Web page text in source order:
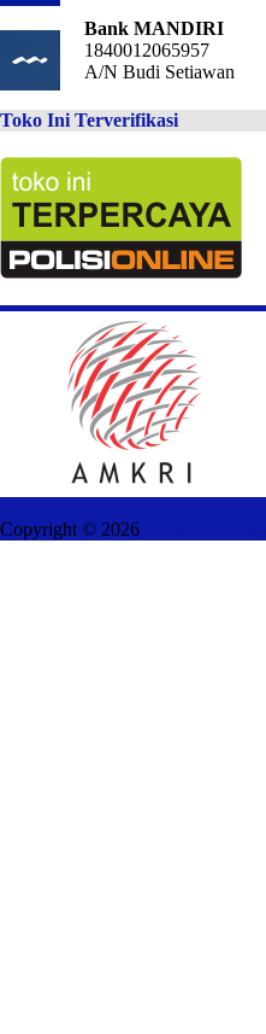
Bank MANDIRI
1840012065957
A/N Budi Setiawan
Toko Ini Terverifikasi
Copyright © 2026